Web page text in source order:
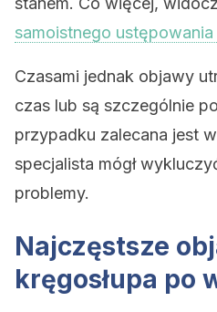
samoistnego
Czasami jednak objawy
czas lub są szczególnie
przypadku zalecana jest
specjalista mógł
problemy.
Najczęstsze
kręgosłupa po